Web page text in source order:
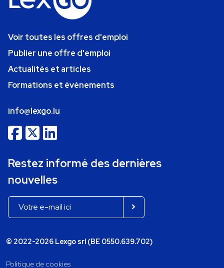
Voir toutes les offres d'emploi
Publier une offre d'emploi
Actualités et articles
Formations et événements
info@lexgo.lu
Restez informé des dernières
nouvelles
© 2022-2026 Lexgo srl (BE 0550.639.702)
Politique de cookies